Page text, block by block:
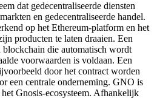
dat gedecentraliseerde diensten
en gedecentraliseerde handel.
op het Ethereum-platform en het
producten te laten draaien. Een
blockchain die automatisch wordt
voorwaarden is voldaan. Een
door het contract worden
een centrale onderneming. GNO is
Gnosis-ecosysteem. Afhankelijk